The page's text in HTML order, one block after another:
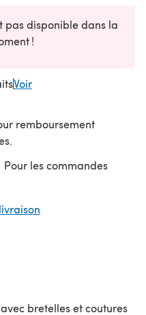
pas disponible dans la
!
Voir
remboursement
Pour les commandes
bretelles et coutures